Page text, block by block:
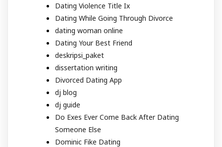
Dating Violence Title Ix
Dating While Going Through Divorce
dating woman online
Dating Your Best Friend
deskripsi_paket
dissertation writing
Divorced Dating App
dj blog
dj guide
Do Exes Ever Come Back After Dating
Someone Else
Dominic Fike Dating